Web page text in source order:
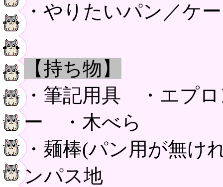
・やりたいパン／ケ
【持ち物】
・筆記用具 ・エプ
ー ・木べら
・麺棒(パン用が無け
ンパス地